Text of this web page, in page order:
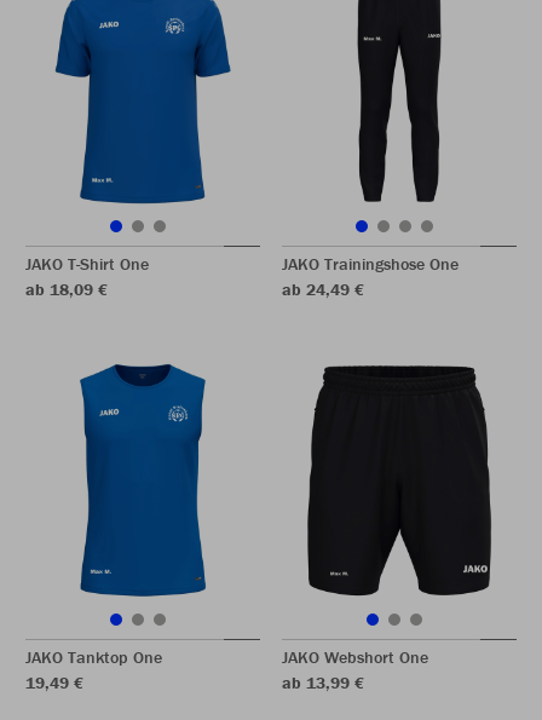
JAKO T-Shirt One
ab 18,09 €
JAKO Trainingshose One
ab 24,49 €
JAKO Tanktop One
19,49 €
JAKO Webshort One
ab 13,99 €